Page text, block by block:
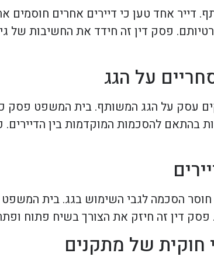
דייר אחד טען כי דיירים אחרים
פסק דין זה חידד את החשיבות של
על הגג
עסק על הגג המשותף. בית המשפט
בהתאם להסכמות המוקדמות בין הדיירים.
הסכמה לגבי השימוש בגג. בית
דין זה חיזק את הצורך בשיח פתוח
חוקית של מתקנים